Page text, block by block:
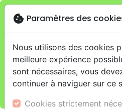
Je veux retirer ma
warningCette boutique en ligne
magasin.
Pour les livraisons à
commandes sur la boutique
cookie Paramètres des
Nous utilisons des cookies
meilleure expérience
sont nécessaires, vous
continuer à naviguer sur ce
Cookies strictement